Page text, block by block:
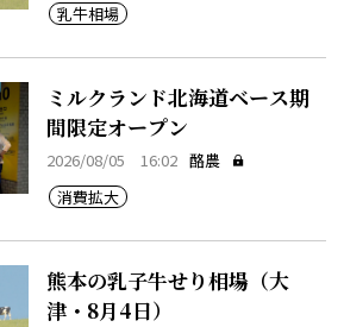
乳牛相場
ミルクランド北海道ベース期
間限定オープン
2026/08/05 16:02 酪農
消費拡大
熊本の乳子牛せり相場（大
津・8月4日）